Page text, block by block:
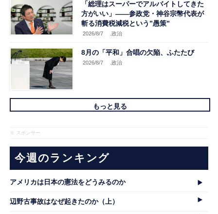
「総理はスーパーでアルバイトしてきた
方がいい」――参政党・神谷宗幣代表が
斬る消費税減税という”愚策”
2026/8/7 .政治
8月の「平和」合唱の欠陥、ふたたび
2026/8/7 .政治
もっと見る
※ スポンサー
今週のランキング
アメリカは日本の憲法をどうみるのか
辺野古事故はなぜ起きたのか（上）